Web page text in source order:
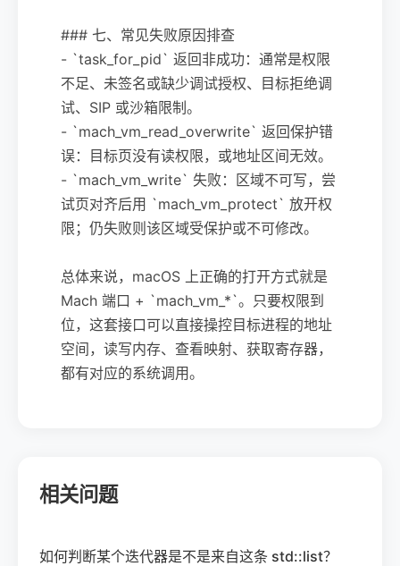
### 七、常见失败原因排查
- `task_for_pid` 返回非成功：通常是权限
不足、未签名或缺少调试授权、目标拒绝调
试、SIP 或沙箱限制。
- `mach_vm_read_overwrite` 返回保护错
误：目标页没有读权限，或地址区间无效。
- `mach_vm_write` 失败：区域不可写，尝
试页对齐后用 `mach_vm_protect` 放开权
限；仍失败则该区域受保护或不可修改。
总体来说，macOS 上正确的打开方式就是
Mach 端口 + `mach_vm_*`。只要权限到
位，这套接口可以直接操控目标进程的地址
空间，读写内存、查看映射、获取寄存器，
都有对应的系统调用。
相关问题
如何判断某个迭代器是不是来自这条 std::list？